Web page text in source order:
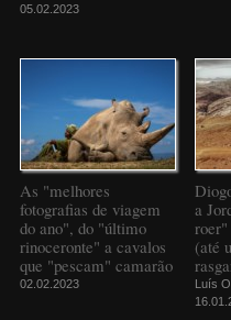
05.02.2023
As "melhores
fotografias de viagem
do ano", do "último
rinoceronte" a cavalos
que "pescam" camarão
02.02.2023
a
roer"
(até
Luís